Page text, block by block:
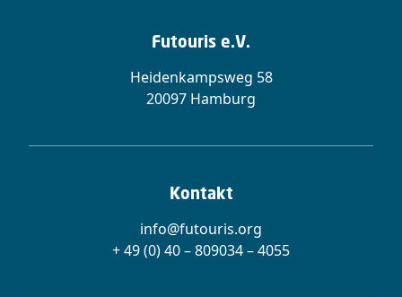
Futouris e.V.
Heidenkampsweg 58
20097 Hamburg
Kontakt
info@futouris.org
+ 49 (0) 40 – 809034 – 4055